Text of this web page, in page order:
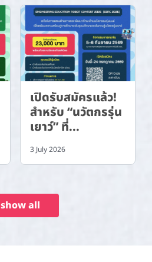
เปิดรับสมัครแล้ว!
สำหรับ “นวัตกรรุ่น
เยาว์” ที่...
3 July 2026
show all